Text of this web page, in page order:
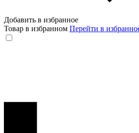
Добавить в избранное
Товар в избранном Перейти в